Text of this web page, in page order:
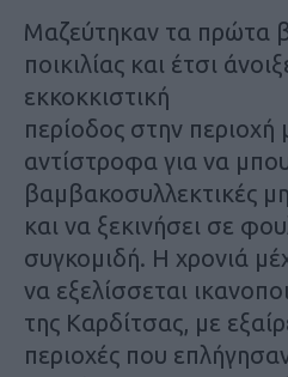
Μαζεύτηκαν τα πρώτα
ποικιλίας και έτσι
εκκοκκιστική
περίοδος στην
αντίστροφα για να
βαμβακοσυλλεκτικές
και να ξεκινήσει σε
συγκομιδή. Η χρονιά
να εξελίσσεται
της Καρδίτσας, με
περιοχές που